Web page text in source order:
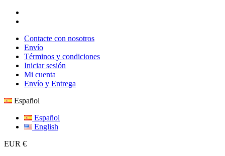
Contacte con nosotros
Envío
Términos y condiciones
Iniciar sesión
Mi cuenta
Envío y Entrega
Español
Español
English
EUR €